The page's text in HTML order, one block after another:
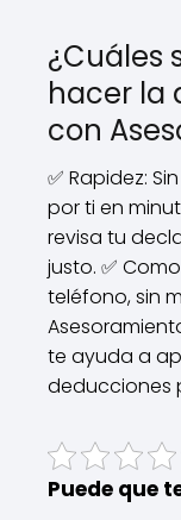
¿Cuáles
hacer la
con
✅ Rapidez:
por ti en
revisa tu
justo. ✅
teléfono, sin
te ayuda a
deducciones
Puede que